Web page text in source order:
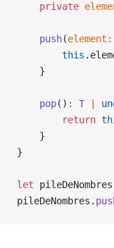
    private
    push
(element :
        this
    }
    pop
() : T
        return
    }
}
let pileDeNombres
pileDeNombres.